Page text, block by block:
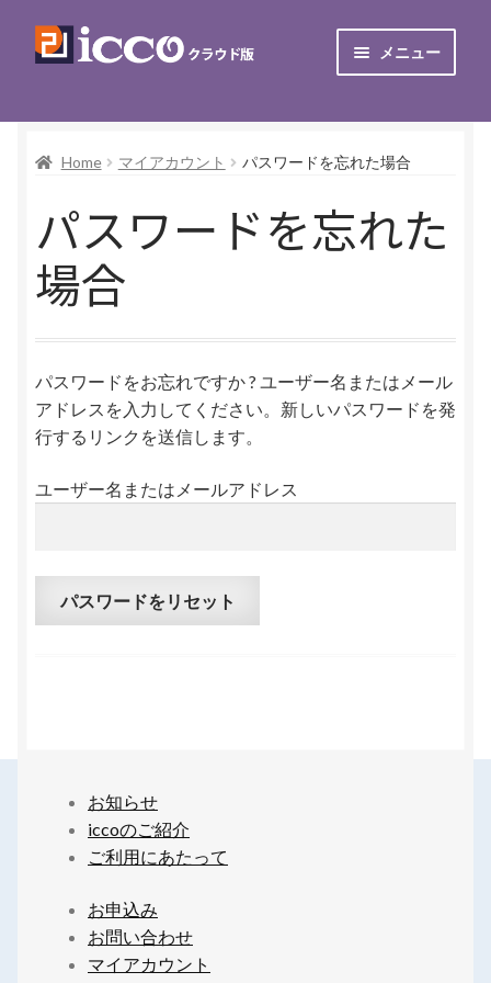
ナ
ビ
ー
シ
へ
ス
キ
プ
コ
ン
ン
ツ
キ
ッ
プ
100年日記icco メニュー
お知らせ
iccoのご紹介
ご利用にあたって
お申込み
カートを見る
お問い合わせ
Home マイアカウント パスワードを忘れた場合
パスワードを忘れた
場合
パスワードをお忘れですか ? ユーザー名またはメール
アドレスを入力してください。新しいパスワードを発
行するリンクを送信します。
ユーザー名またはメールアドレス
パスワードをリセット
お知らせ
iccoのご紹介
ご利用にあたって
お申込み
お問い合わせ
マイアカウント